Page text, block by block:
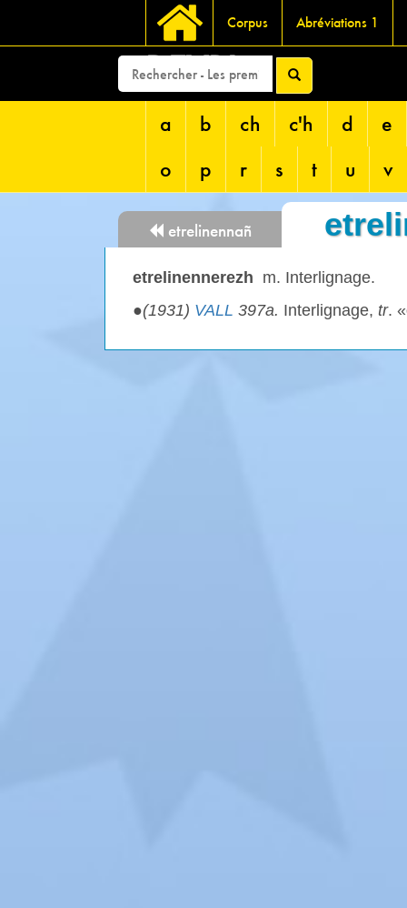
Corpus Abréviations 1
DEVRI
a b ch c'h d
e
o
p r s t u v
etrelinennañ
etrelinennerezh m. Interlignage.
●(1931) VALL 397a. Interlignage, tr. «